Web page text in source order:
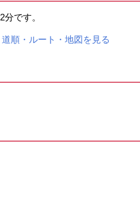
です。
順・ルート・地図を見る